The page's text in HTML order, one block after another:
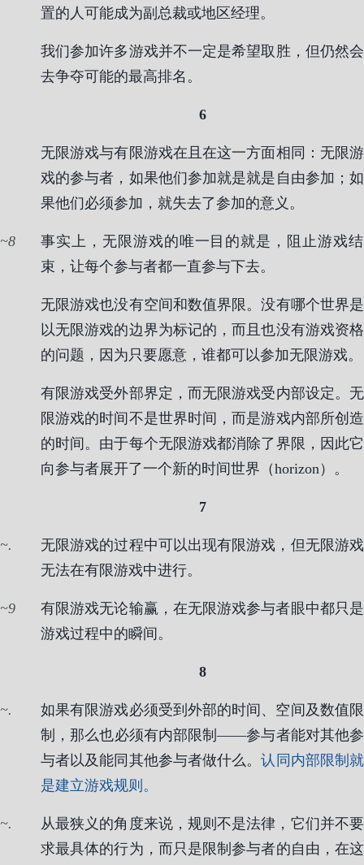
置的人可能成为副总裁或地区经理。
我们参加许多游戏并不一定是希望取胜，但仍然会
去争夺可能的最高排名。
6
无限游戏与有限游戏在且在这一方面相同：无限游
戏的参与者，如果他们参加就是就是自由参加；如
果他们必须参加，就失去了参加的意义。
8
事实上，无限游戏的唯一目的就是，阻止游戏结
束，让每个参与者都一直参与下去。
无限游戏也没有空间和数值界限。没有哪个世界是
以无限游戏的边界为标记的，而且也没有游戏资格
的问题，因为只要愿意，谁都可以参加无限游戏。
有限游戏受外部界定，而无限游戏受内部设定。无
限游戏的时间不是世界时间，而是游戏内部所创造
的时间。由于每个无限游戏都消除了界限，因此它
向参与者展开了一个新的时间世界（horizon）。
7
.
无限游戏的过程中可以出现有限游戏，但无限游戏
无法在有限游戏中进行。
9
有限游戏无论输赢，在无限游戏参与者眼中都只是
游戏过程中的瞬间。
8
.
如果有限游戏必须受到外部的时间、空间及数值限
制，那么也必须有内部限制——参与者能对其他参
与者以及能同其他参与者做什么。认同内部限制就
是建立游戏规则。
.
从最狭义的角度来说，规则不是法律，它们并不要
求最具体的行为，而只是限制参与者的自由，在这